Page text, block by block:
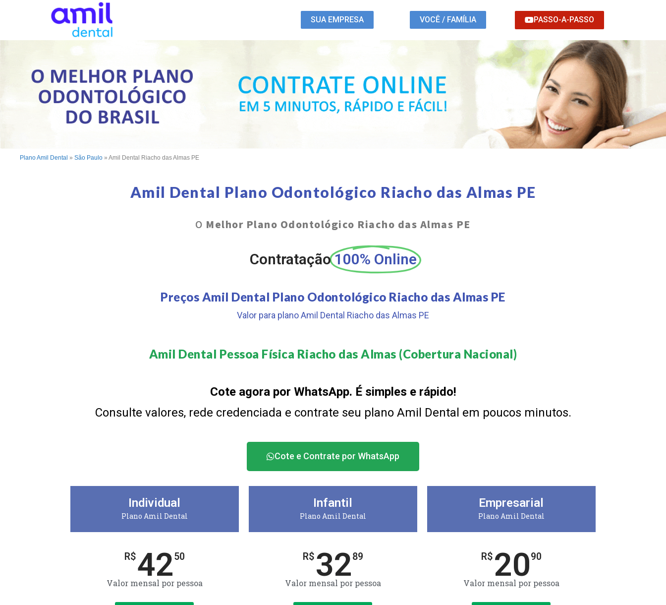
SUA EMPRESA VOCÊ / FAMÍLIA PASSO-A-PASSO
Plano Amil Dental » São Paulo » Amil Dental Riacho das Almas PE
Amil Dental Plano Odontológico Riacho das Almas PE
O Melhor Plano Odontológico Riacho das Almas PE
Contratação 100% Online
Preços Amil Dental Plano Odontológico Riacho das Almas PE
Valor para plano Amil Dental Riacho das Almas PE
Amil Dental Pessoa Física Riacho das Almas (Cobertura Nacional)​
Cote agora por WhatsApp. É simples e rápido!
Consulte valores, rede credenciada e contrate seu plano Amil Dental em poucos minutos.
Cote e Contrate por WhatsApp
Individual
Plano Amil Dental
R$4250
Valor mensal por pessoa
Infantil
Plano Amil Dental
R$ 3289
Valor mensal por pessoa
Empresarial
Plano Amil Dental
R$ 2090
Valor mensal por pessoa